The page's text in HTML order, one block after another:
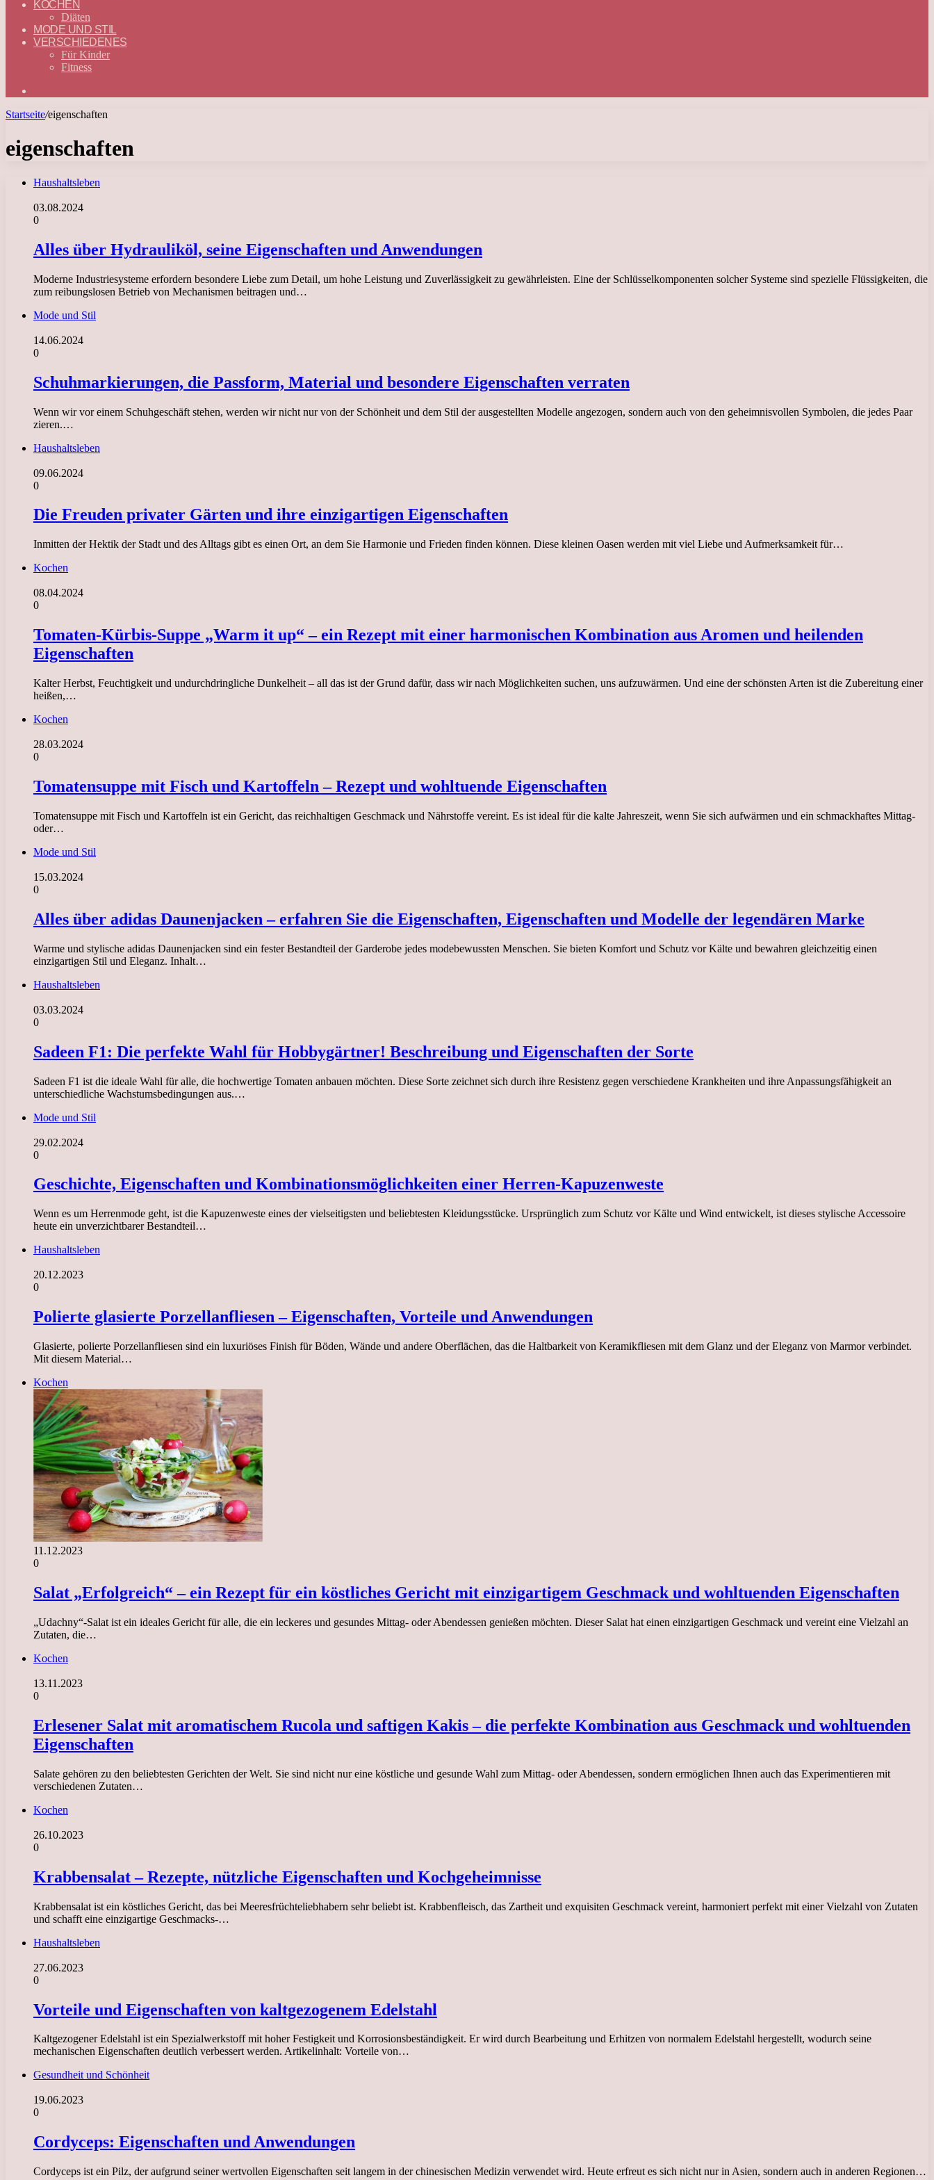
KOCHEN
Diäten
MODE UND STIL
VERSCHIEDENES
Für Kinder
Fitness
Startseite/eigenschaften
eigenschaften
Haushaltsleben
03.08.2024
0
Alles über Hydrauliköl, seine Eigenschaften und Anwendungen
Moderne Industriesysteme erfordern besondere Liebe zum Detail, um hohe Leistung und Zuverlässigkeit zu gewährleisten. Eine der Schlüsselkomponenten solcher Systeme sind spezielle Flüssigkeiten, die
zum reibungslosen Betrieb von Mechanismen beitragen und…
Mode und Stil
14.06.2024
0
Schuhmarkierungen, die Passform, Material und besondere Eigenschaften verraten
Wenn wir vor einem Schuhgeschäft stehen, werden wir nicht nur von der Schönheit und dem Stil der ausgestellten Modelle angezogen, sondern auch von den geheimnisvollen Symbolen, die jedes Paar
zieren.…
Haushaltsleben
09.06.2024
0
Die Freuden privater Gärten und ihre einzigartigen Eigenschaften
Inmitten der Hektik der Stadt und des Alltags gibt es einen Ort, an dem Sie Harmonie und Frieden finden können. Diese kleinen Oasen werden mit viel Liebe und Aufmerksamkeit für…
Kochen
08.04.2024
0
Tomaten-Kürbis-Suppe „Warm it up“ – ein Rezept mit einer harmonischen Kombination aus Aromen und heilenden
Eigenschaften
Kalter Herbst, Feuchtigkeit und undurchdringliche Dunkelheit – all das ist der Grund dafür, dass wir nach Möglichkeiten suchen, uns aufzuwärmen. Und eine der schönsten Arten ist die Zubereitung einer
heißen,…
Kochen
28.03.2024
0
Tomatensuppe mit Fisch und Kartoffeln – Rezept und wohltuende Eigenschaften
Tomatensuppe mit Fisch und Kartoffeln ist ein Gericht, das reichhaltigen Geschmack und Nährstoffe vereint. Es ist ideal für die kalte Jahreszeit, wenn Sie sich aufwärmen und ein schmackhaftes Mittag-
oder…
Mode und Stil
15.03.2024
0
Alles über adidas Daunenjacken – erfahren Sie die Eigenschaften, Eigenschaften und Modelle der legendären Marke
Warme und stylische adidas Daunenjacken sind ein fester Bestandteil der Garderobe jedes modebewussten Menschen. Sie bieten Komfort und Schutz vor Kälte und bewahren gleichzeitig einen
einzigartigen Stil und Eleganz. Inhalt…
Haushaltsleben
03.03.2024
0
Sadeen F1: Die perfekte Wahl für Hobbygärtner! Beschreibung und Eigenschaften der Sorte
Sadeen F1 ist die ideale Wahl für alle, die hochwertige Tomaten anbauen möchten. Diese Sorte zeichnet sich durch ihre Resistenz gegen verschiedene Krankheiten und ihre Anpassungsfähigkeit an
unterschiedliche Wachstumsbedingungen aus.…
Mode und Stil
29.02.2024
0
Geschichte, Eigenschaften und Kombinationsmöglichkeiten einer Herren-Kapuzenweste
Wenn es um Herrenmode geht, ist die Kapuzenweste eines der vielseitigsten und beliebtesten Kleidungsstücke. Ursprünglich zum Schutz vor Kälte und Wind entwickelt, ist dieses stylische Accessoire
heute ein unverzichtbarer Bestandteil…
Haushaltsleben
20.12.2023
0
Polierte glasierte Porzellanfliesen – Eigenschaften, Vorteile und Anwendungen
Glasierte, polierte Porzellanfliesen sind ein luxuriöses Finish für Böden, Wände und andere Oberflächen, das die Haltbarkeit von Keramikfliesen mit dem Glanz und der Eleganz von Marmor verbindet.
Mit diesem Material…
Kochen
11.12.2023
0
Salat „Erfolgreich“ – ein Rezept für ein köstliches Gericht mit einzigartigem Geschmack und wohltuenden Eigenschaften
„Udachny“-Salat ist ein ideales Gericht für alle, die ein leckeres und gesundes Mittag- oder Abendessen genießen möchten. Dieser Salat hat einen einzigartigen Geschmack und vereint eine Vielzahl an
Zutaten, die…
Kochen
13.11.2023
0
Erlesener Salat mit aromatischem Rucola und saftigen Kakis – die perfekte Kombination aus Geschmack und wohltuenden
Eigenschaften
Salate gehören zu den beliebtesten Gerichten der Welt. Sie sind nicht nur eine köstliche und gesunde Wahl zum Mittag- oder Abendessen, sondern ermöglichen Ihnen auch das Experimentieren mit
verschiedenen Zutaten…
Kochen
26.10.2023
0
Krabbensalat – Rezepte, nützliche Eigenschaften und Kochgeheimnisse
Krabbensalat ist ein köstliches Gericht, das bei Meeresfrüchteliebhabern sehr beliebt ist. Krabbenfleisch, das Zartheit und exquisiten Geschmack vereint, harmoniert perfekt mit einer Vielzahl von Zutaten
und schafft eine einzigartige Geschmacks-…
Haushaltsleben
27.06.2023
0
Vorteile und Eigenschaften von kaltgezogenem Edelstahl
Kaltgezogener Edelstahl ist ein Spezialwerkstoff mit hoher Festigkeit und Korrosionsbeständigkeit. Er wird durch Bearbeitung und Erhitzen von normalem Edelstahl hergestellt, wodurch seine
mechanischen Eigenschaften deutlich verbessert werden. Artikelinhalt: Vorteile von…
Gesundheit und Schönheit
19.06.2023
0
Cordyceps: Eigenschaften und Anwendungen
Cordyceps ist ein Pilz, der aufgrund seiner wertvollen Eigenschaften seit langem in der chinesischen Medizin verwendet wird. Heute erfreut es sich nicht nur in Asien, sondern auch in anderen Regionen…